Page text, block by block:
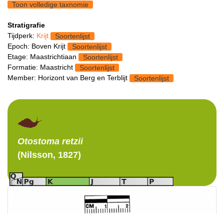
Toon volledige taxnomie
Stratigrafie
Tijdperk: Krijt
Soortenlijst
Epoch: Boven Krijt
Soortenlijst
Etage: Maastrichtiaan
Soortenlijst
Formatie: Maastricht
Soortenlijst
Member: Horizont van Berg en Terblijt
Soortenlijst
Otostoma retzii
(Nilsson, 1827)